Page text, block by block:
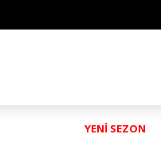
YENİ SEZON